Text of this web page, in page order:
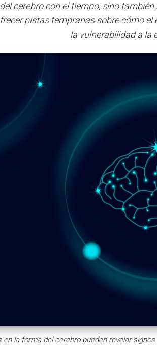
cerebro con el tiempo, sino
pistas tempranas sobre cómo
la vulnerabilidad a la
en la forma del cerebro pueden revelar